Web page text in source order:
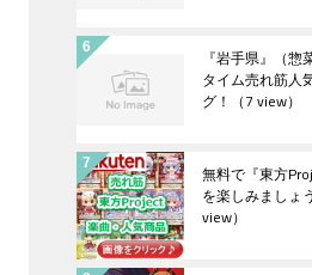
『岩手県』（
タイム売れ筋人
グ！ （7 view）
無料で『東方
を楽しみましょ
view）